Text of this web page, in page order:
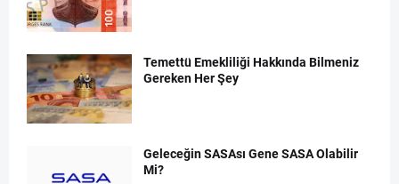
Temettü Emekliliği Hakkında Bilmeniz
Gereken Her Şey
Geleceğin SASAsı Gene SASA Olabilir
Mi?